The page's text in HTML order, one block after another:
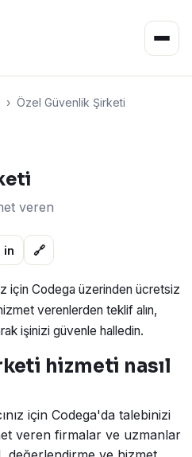
› Özel Güvenlik Şirketi
veren
in 🔗
için Codega üzerinden ücretsiz
verenlerden teklif alın,
işinizi güvenle halledin.
hizmeti nasıl
için Codega'da talebinizi
veren firmalar ve uzmanlar